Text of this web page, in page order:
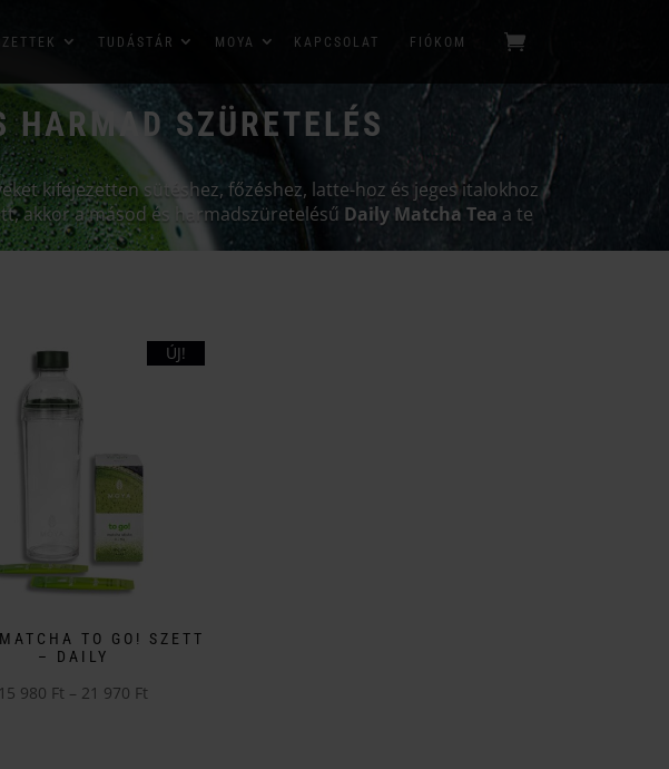
TUDÁSTÁR MOYA KAPCSOLAT FIÓKOM
SZÜRETELÉS
kifejezetten sütéshez, főzéshez, latte-hoz és jeges italokhoz
akkor a másod és harmadszüretelésű Daily Matcha Tea a te
ÚJ!
TO GO! SZETT
– DAILY
15 980 Ft – 21 970 Ft